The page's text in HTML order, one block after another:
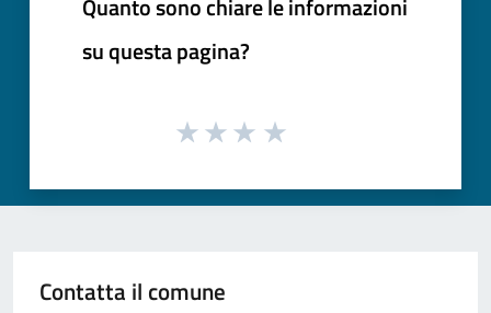
su questa pagina?
Contatta il comune